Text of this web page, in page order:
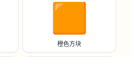
🟧
橙色方块